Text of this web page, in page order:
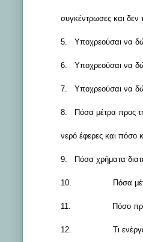
συγκέντρωσες και δεν
5. Υποχρεούσαι να
6. Υποχρεούσαι να
7. Υποχρεούσαι να
8. Πόσα μέτρα προς
νερό έφερες και πόσο
9. Πόσα χρήματα
10. Πόσα
11. Πόσο
12. Τι